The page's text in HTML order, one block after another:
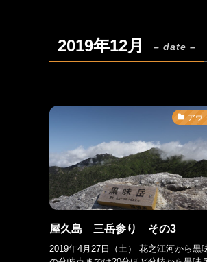
2019年12月 – date –
アウ
屋久島 三岳参り その3
2019年4月27日（土） 花之江河から黒